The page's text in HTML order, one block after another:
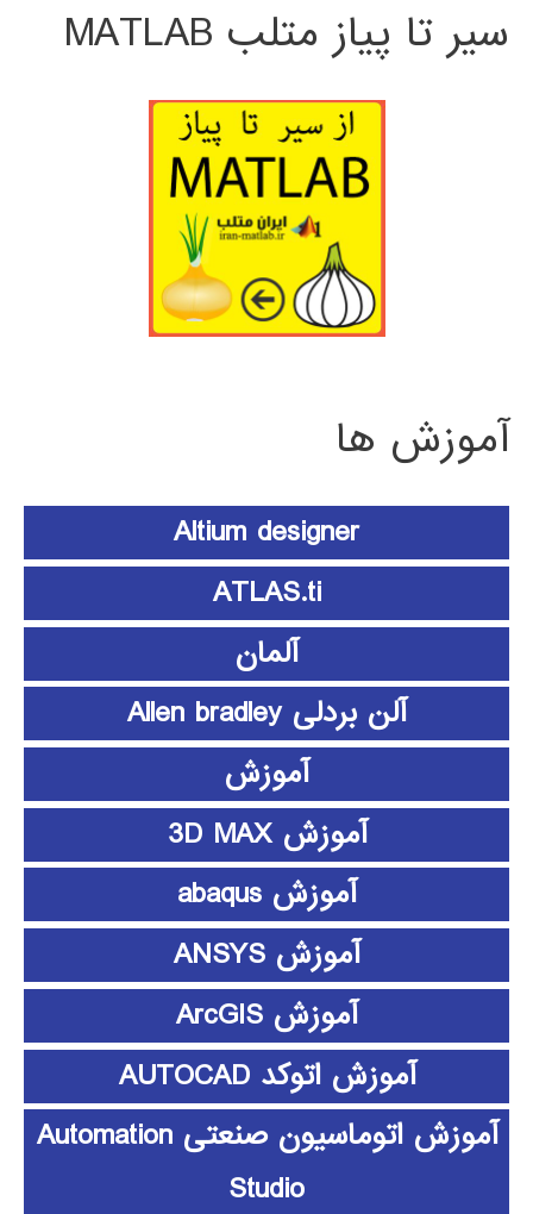
سیر تا پیاز متلب MATLAB
آموزش ها
Altium designer
ATLAS.ti
آلمان
آلن بردلی Allen bradley
آموزش
آموزش 3D MAX
آموزش abaqus
آموزش ANSYS
آموزش ArcGIS
آموزش اتوکد AUTOCAD
آموزش اتوماسیون صنعتی Automation
Studio